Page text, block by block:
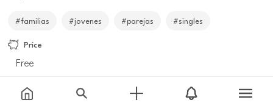
#familias #jovenes #parejas #singles
Price
Free
Urb. Sue-Th2, 170, 18680 Salobreña, Granada,